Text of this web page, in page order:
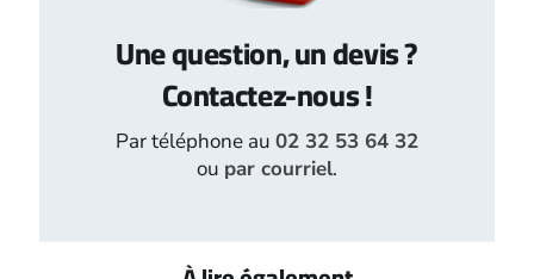
Une question, un devis ?
Contactez-nous !
Par téléphone au 02 32 53 64 32
ou par courriel.